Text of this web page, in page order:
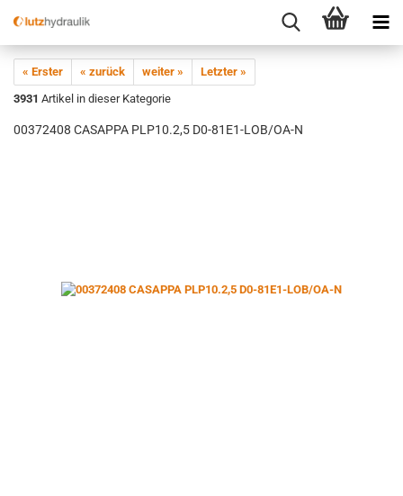
« Erster « zurück weiter »
Letzter »
3931 Artikel in dieser Kategorie
00372408 CASAPPA PLP10.2,5 D0-81E1-LOB/OA-N